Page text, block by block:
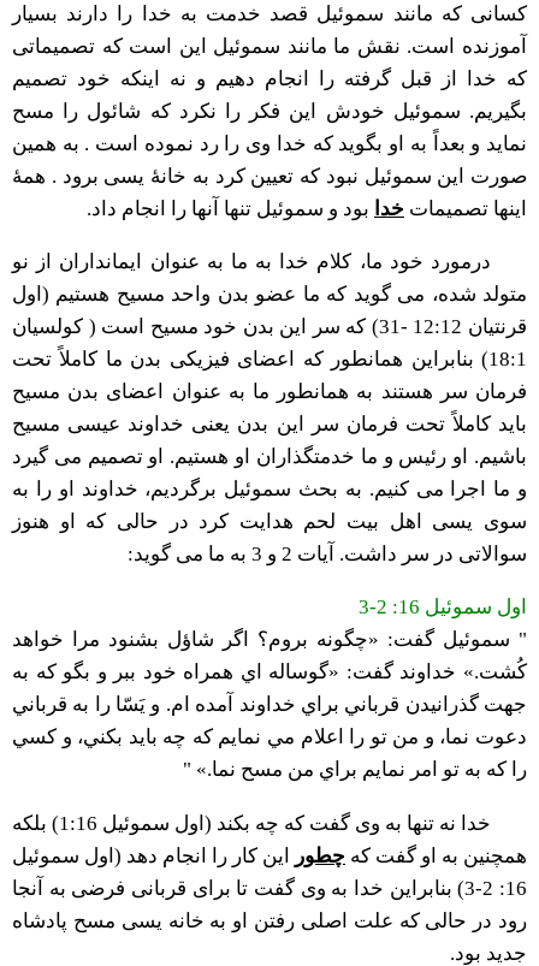
کسانی که مانند سموئیل قصد خدمت به خدا را دارند بسیار
آموزنده است. نقش ما مانند سموئیل این است که تصمیماتی
که خدا از قبل گرفته را انجام دهیم و نه اینکه خود تصمیم
بگیریم. سموئیل خودش این فکر را نکرد که شائول را مسح
نماید و بعداً به او بگوید که خدا وی را رد نموده است . به همین
صورت این سموئیل نبود که تعیین کرد به خانۀ یسی برود . همۀ
اینها تصمیمات خدا بود و سموئیل تنها آنها را انجام داد.
درمورد خود ما، کلام خدا به ما به عنوان ایمانداران از نو
متولد شده، می گوید که ما عضو بدن واحد مسیح هستیم (اول
قرنتیان 12:12 -31) که سر این بدن خود مسیح است ( کولسیان
18:1) بنابراین همانطور که اعضای فیزیکی بدن ما کاملاً تحت
فرمان سر هستند به همانطور ما به عنوان اعضای بدن مسیح
باید کاملاً تحت فرمان سر این بدن یعنی خداوند عیسی مسیح
باشیم. او رئیس و ما خدمتگذاران او هستیم. او تصمیم می گیرد
و ما اجرا می کنیم. به بحث سموئیل برگردیم، خداوند او را به
سوی یسی اهل بیت لحم هدایت کرد در حالی که او هنوز
سوالاتی در سر داشت. آیات 2 و 3 به ما می گوید:
اول سموئیل 16: 2-3
" سموئيل گفت: «چگونه بروم؟ اگر شاؤل بشنود مرا خواهد
كُشت.» خداوند گفت: «گوساله اي همراه خود ببر و بگو كه به
جهت گذرانيدن قرباني براي خداوند آمده ام. و يَسّا را به قرباني
دعوت نما، و من تو را اعلام مي نمايم كه چه بايد بكني، و كسي
را كه به تو امر نمايم براي من مسح نما.» "
خدا نه تنها به وی گفت که چه بکند (اول سموئیل 1:16) بلکه
همچنین به او گفت که چطور
این کار را انجام دهد (اول سموئیل
16: 2-3) بنابراین خدا به وی گفت تا برای قربانی فرضی به آنجا
رود در حالی که علت اصلی رفتن او به خانه یسی مسح پادشاه
جدید بود.